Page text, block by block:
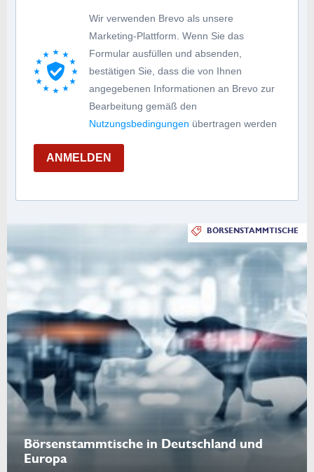
Wir verwenden Brevo als unsere
Marketing-Plattform. Wenn Sie das
Formular ausfüllen und absenden,
bestätigen Sie, dass die von Ihnen
angegebenen Informationen an Brevo zur
Bearbeitung gemäß den
Nutzungsbedingungen übertragen werden
ANMELDEN
BÖRSENSTAMMTISCHE
Börsenstammtische in Deutschland und
Europa